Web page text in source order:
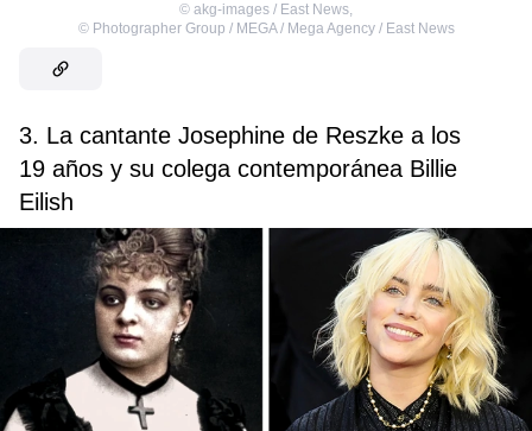
© akg-images / East News,
© Photographer Group / MEGA / Mega Agency / East News
3. La cantante Josephine de Reszke a los
19 años y su colega contemporánea Billie
Eilish